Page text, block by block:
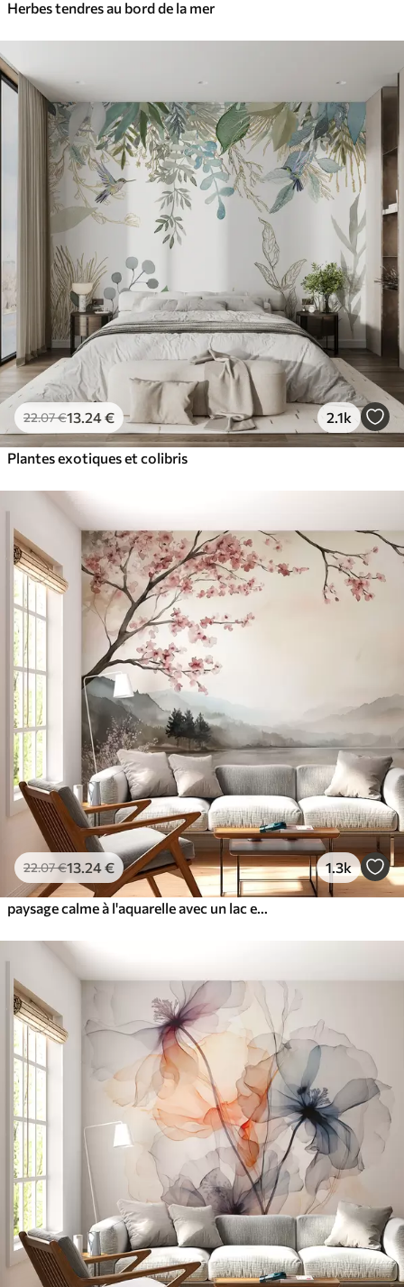
Herbes tendres au bord de la mer
22.07€13 .24€ 2.1k
Plantes exotiques et colibris
22.07€13 .24€ 1.3k